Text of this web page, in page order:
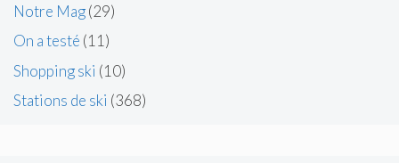
Notre Mag(29)
On a testé (11)
Shopping ski (10)
Stations de ski (368)